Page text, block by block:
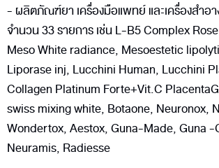
- ผลิตภัณฑ์ยา เครื่องมือแพทย์ และเครื่องสำอ
จำนวน 33 รายการ เช่น L-B5 Complex
Meso White radiance, Mesoestetic
Liporase inj, Lucchini Human, Lucchini
Collagen Platinum Forte+Vit.C
swiss mixing white, Botaone, Neuronox,
Wondertox, Aestox, Guna-Made, Guna -
Neuramis, Radiesse